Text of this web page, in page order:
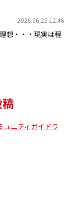
2026.06.25 12:46
想・・・現実は程
ュニティガイドラ